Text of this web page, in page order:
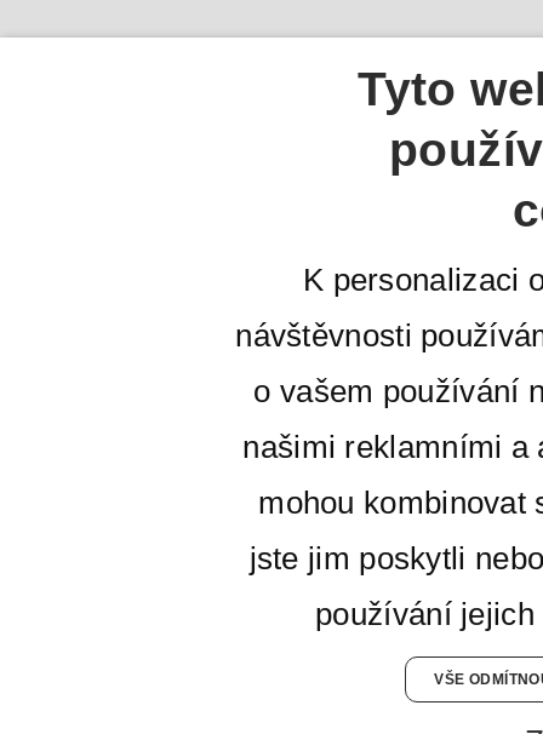
Tyto
K personalizaci
návštěvnosti
o vašem používání
našimi reklamními a
mohou kombinovat
jste jim poskytli
používání
VŠE